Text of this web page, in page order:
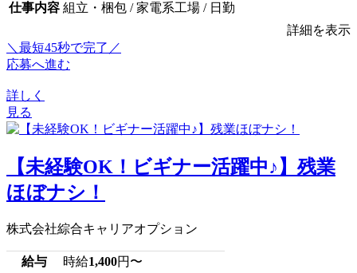
仕事内容 組立・梱包 / 家電系工場 / 日勤
詳細を表示
＼最短45秒で完了／
応募へ進む
詳しく
見る
【未経験OK！ビギナー活躍中♪】残業
ほぼナシ！
株式会社綜合キャリアオプション
給与 時給1,400円〜